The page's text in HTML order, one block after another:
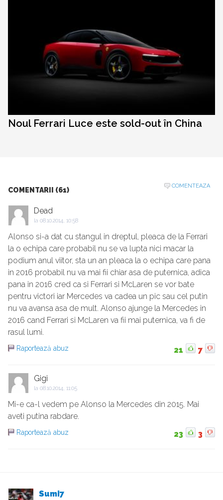
Noul Ferrari Luce este sold-out în China
COMENTARII (61)
COMENTEAZA
Dead
la 08.10.2014, 10:58
Alonso si-a dat cu stangul in dreptul, pleaca de la Ferrari
la o echipa care probabil nu se va lupta nici macar la
podium anul viitor, sta un an pleaca la o echipa care pana
in 2016 probabil nu va mai fii chiar asa de puternica, adica
pana in 2016 cred ca si Ferrari si McLaren se vor bate
pentru victori iar Mercedes va cadea un pic sau cel putin
nu va avansa asa de mult. Alonso ajunge la Mercedes in
2016 cand Ferrari si McLaren va fii mai puternica, va fi de
rasul lumi.
Raportează abuz 21 7
Gigi
la 08.10.2014, 11:05
Mi-e ca-l vedem pe Alonso la Mercedes din 2015. Mai
aveti putina rabdare.
Raportează abuz 23 3
Sumi7